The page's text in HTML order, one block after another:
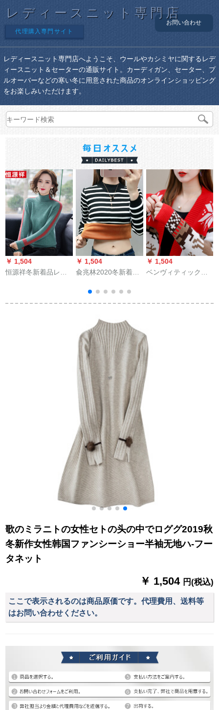
レディースニット専門店
代理購入専門サイト
お問い合わせ
レディースニット専門店へようこそ、ウールやカシミヤに関するレデ
ィースニット＆セーターの通販サイト。カーディガン、セーター、プ
ルオーバーなどの寒い冬に用意された商品のオンラインショッピング
をお楽しみいただけます。
￥ 1,504
恒源祥冬新着品レデ
ラック韩国ファンシ
￥ 1,504
兪兆林2020冬新着ド
ナ保温ランYWZ
199310黒ストライト
￥ 1,504
ベンヴィティック・
新商品）韓国ファン
1704赤いフーズ
歌のミラニトの女性セトの头の中でロググ2019秋
冬新作女性韩国ファンシーショー半袖无地ハ-フー
タネット
￥ 1,504 円(税込)
ここで表示されるのは商品原価です。代理費用、送料等
はお問い合わせください。